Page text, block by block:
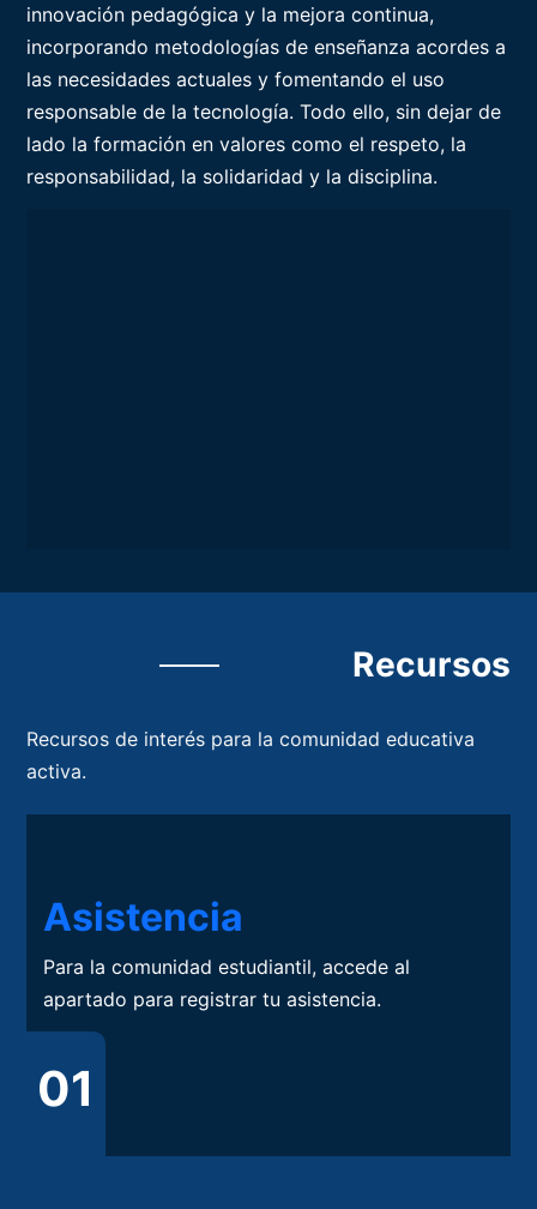
innovación pedagógica y la mejora continua,
incorporando metodologías de enseñanza acordes a
las necesidades actuales y fomentando el uso
responsable de la tecnología. Todo ello, sin dejar de
lado la formación en valores como el respeto, la
responsabilidad, la solidaridad y la disciplina.
Recursos
Recursos de interés para la comunidad educativa
activa.
Asistencia
Para la comunidad estudiantil, accede al
apartado para registrar tu asistencia.
01